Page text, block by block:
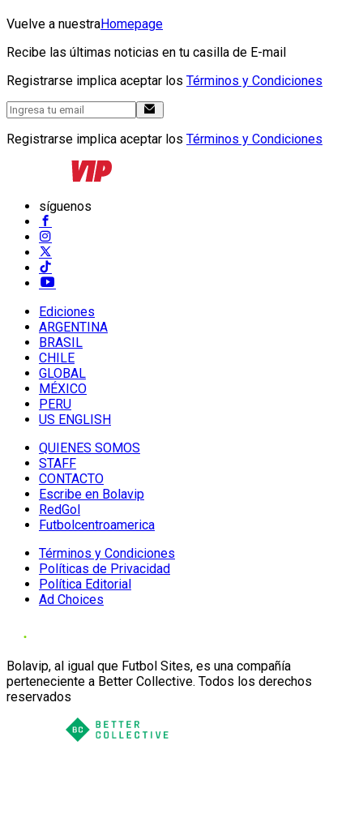
Vuelve a nuestraHomepage
Recibe las últimas noticias en tu casilla de E-mail
Registrarse implica aceptar los Términos y Condiciones
Registrarse implica aceptar los Términos y Condiciones
síguenos
Ediciones
ARGENTINA
BRASIL
CHILE
GLOBAL
MÉXICO
PERU
US ENGLISH
QUIENES SOMOS
STAFF
CONTACTO
Escribe en Bolavip
RedGol
Futbolcentroamerica
Términos y Condiciones
Políticas de Privacidad
Política Editorial
Ad Choices
Bolavip, al igual que Futbol Sites, es una compañía
perteneciente a Better Collective. Todos los derechos
reservados